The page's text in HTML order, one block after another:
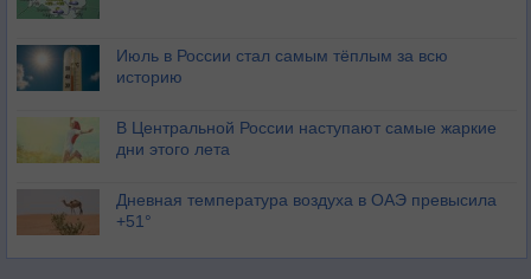
Июль в России стал самым тёплым за всю
историю
В Центральной России наступают самые жаркие
дни этого лета
Дневная температура воздуха в ОАЭ превысила
+51°